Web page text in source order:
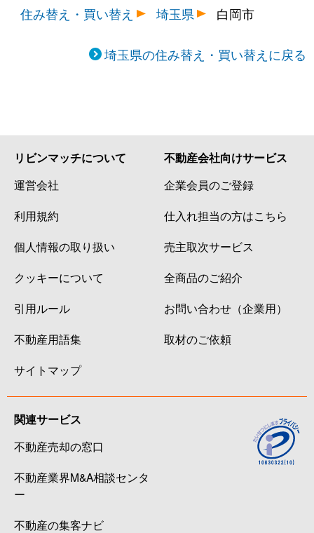
住み替え・買い替え
埼玉県 白岡市
埼玉県の住み替え・買い替えに戻る
リビンマッチについて
運営会社
利用規約
個人情報の取り扱い
クッキーについて
引用ルール
不動産用語集
サイトマップ
不動産会社向けサービス
企業会員のご登録
仕入れ担当の方はこちら
売主取次サービス
全商品のご紹介
お問い合わせ（企業用）
取材のご依頼
関連サービス
不動産売却の窓口
不動産業界M&A相談センタ
ー
不動産の集客ナビ